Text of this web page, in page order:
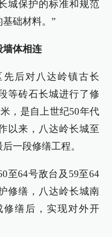
城保护的标准和规范
础材料。”
墙体相连
先后对八达岭镇古长
等砖石长城进行了修
，是自上世纪50年代
以来，八达岭长城至
一段修缮工程。
至64号敌台及59至64
修缮，八达岭长城南
缮后，实现对外开